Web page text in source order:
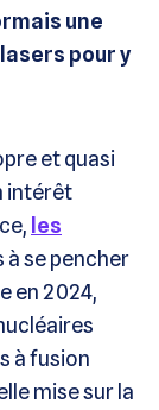
une
pour y
et quasi
intérêt
les
à se pencher
en 2024,
à fusion
mise sur la